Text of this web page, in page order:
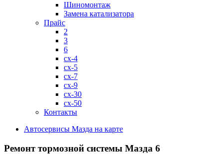
Шиномонтаж
Замена катализатора
Прайс
2
3
6
cx-4
cx-5
cx-7
cx-9
cx-30
cx-50
Контакты
Автосервисы Мазда на карте
Ремонт тормозной системы Мазда 6